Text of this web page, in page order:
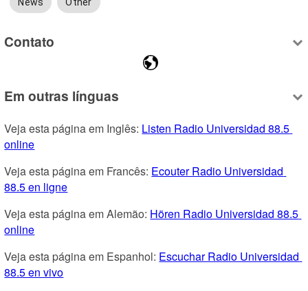
News Other
Contato
Em outras línguas
Veja esta página em Inglês: Listen Radio Universidad 88.5
online
Veja esta página em Francês: Ecouter Radio Universidad
88.5 en ligne
Veja esta página em Alemão: Hören Radio Universidad 88.5
online
Veja esta página em Espanhol: Escuchar Radio Universidad
88.5 en vivo